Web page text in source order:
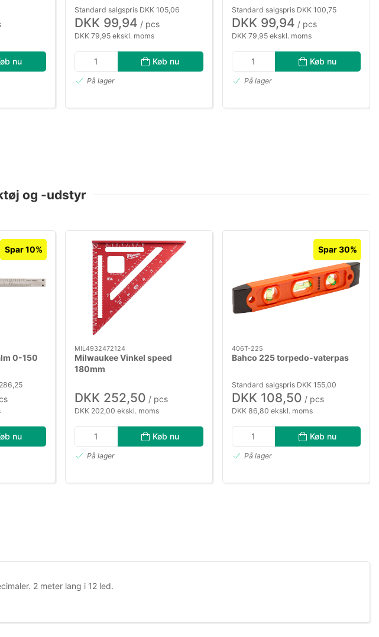
nu
Standard salgspris DKK 105,06
DKK 99,94 / pcs
DKK 79,95 ekskl. moms
Køb nu
På lager
Standard salgspris DKK 100,75
DKK 99,94 / pcs
DKK 79,95 ekskl. moms
Køb nu
På lager
og -udstyr
Spar 10%
0-150
nu
MIL4932472124
Milwaukee Vinkel speed
180mm
DKK 252,50 / pcs
DKK 202,00 ekskl. moms
Køb nu
På lager
Spar 30%
406T-225
Bahco 225 torpedo-vaterpas
Standard salgspris DKK 155,00
DKK 108,50 / pcs
DKK 86,80 ekskl. moms
Køb nu
På lager
2 meter lang i 12 led.